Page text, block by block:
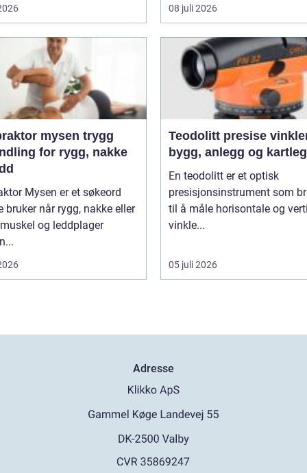
08 juli 2026
mysen trygg
for rygg, nakke
Mysen er et søkeord
bruker når rygg, nakke eller
og leddplager
Teodolitt presise vinkler for
bygg, anlegg og
En teodolitt er et optisk
presisjonsinstrument som
til å måle horisontale og
vinkle...
05 juli 2026
Adresse